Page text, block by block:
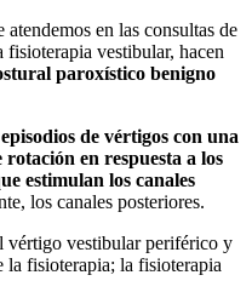
en las consultas de
fisioterapia vestibular, hacen
paroxístico benigno
de vértigos con una
en respuesta a los
estimulan los canales
los canales posteriores.
vértigo vestibular periférico y
la fisioterapia; la fisioterapia